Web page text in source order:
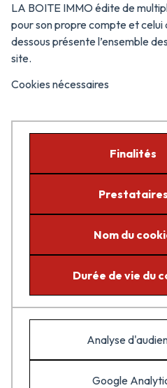
LA BOITE IMMO édite de
pour son propre compte et celui
dessous présente l’ensemble
site.
Cookies nécessaires
Finalités
Prestataires
Nom du
Durée de vie du
Analyse
Google